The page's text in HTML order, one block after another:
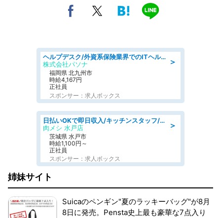
＞
ヘルプデスク/外資系保険業界でのITヘルプデスク業務/駅近/即日勤務可/ヘルプデスク
株式会社パソナ
福岡県 北九州市
時給4,167円
正社員
スポンサー：求人ボックス
＞
日払いOKで即日収入/キッチンスタッフ/デリバリー業務など、自己成長可能な幅広い仕事に挑戦!髪型自由&ピアス・ネイルOK/茨城県/水戸市
肉メシ 水戸店
茨城県 水戸市
時給1,100円～
正社員
スポンサー：求人ボックス
姉妹サイト
Suicaのペンギン"夏のラッキーバッグ"が8月
8日に発売。Pensta史上最も豪華な7点入り